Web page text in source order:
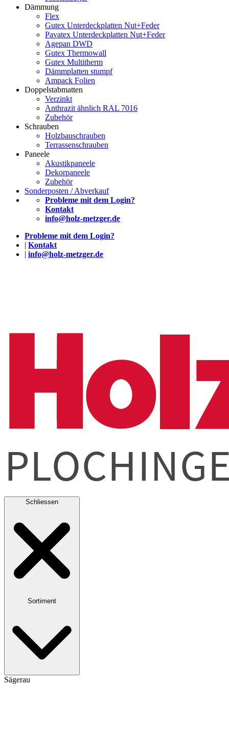
Dämmung
Flex
Gutex Unterdeckplatten Nut+Feder
Pavatex Unterdeckplatten Nut+Feder
Agepan DWD
Gutex Thermowall
Gutex Multitherm
Dämmplatten stumpf
Ampack Folien
Doppelstabmatten
Verzinkt
Anthrazit ähnlich RAL 7016
Zubehör
Schrauben
Holzbauschrauben
Terrassenschrauben
Paneele
Akustikpaneele
Dekorpaneele
Zubehör
Sonderposten / Abverkauf
Probleme mit dem Login?
Kontakt
info@holz-metzger.de
Probleme mit dem Login?
| Kontakt
| info@holz-metzger.de
Schliessen
Sortiment
Sägerau